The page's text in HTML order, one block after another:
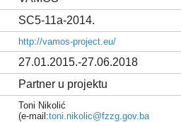
SC5-11a-2014.
http://vamos-project.eu/
27.01.2015.-27.06.2018
Partner u projektu
Toni Nikolić
(e-mail:toni.nikolic@fzzg.gov.ba